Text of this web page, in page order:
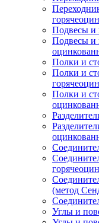
Подвесы и
Подвесы и
Полки и
Полки и
Полки и
(метод
Углы и